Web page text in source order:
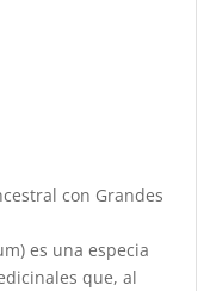
con Grandes
es una especia
que, al